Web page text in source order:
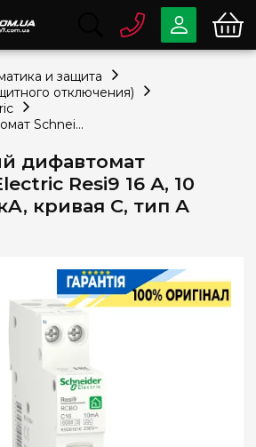
дифавтомат
Resi9 16 А, 10
кривая С, тип А
0 800 33-63-07
Бесплатно
info@e7.com.ua
044
Viber Telegram
и защита
отключения)
Компактный дифавтомат Schneider Electric Resi9 16 А, 10 мA, 1P+N, 6кA, кривая С, тип А R9D81616